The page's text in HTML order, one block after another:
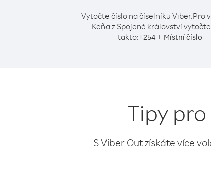
Vytočte číslo na číselníku Viber.Pro
Keňa z Spojené království
takto:+254 + Místní číslo
Tipy
S Viber Out získáte více